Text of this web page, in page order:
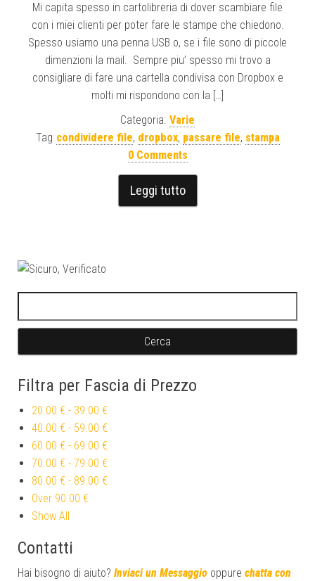
Mi capita spesso in cartolibreria di dover scambiare file
con i miei clienti per poter fare le stampe che chiedono.
Spesso usiamo una penna USB o, se i file sono di piccole
dimenzioni la mail. Sempre piu’ spesso mi trovo a
consigliare di fare una cartella condivisa con Dropbox e
molti mi rispondono con la […]
Categoria: Varie
Tag condividere file, dropbox, passare file, stampa
0 Comments
Leggi tutto
Filtra per Fascia di Prezzo
20.00 € - 39.00 €
40.00 € - 59.00 €
60.00 € - 69.00 €
70.00 € - 79.00 €
80.00 € - 89.00 €
Over 90.00 €
Show All
Contatti
Hai bisogno di aiuto? Inviaci un Messaggio oppure chatta con